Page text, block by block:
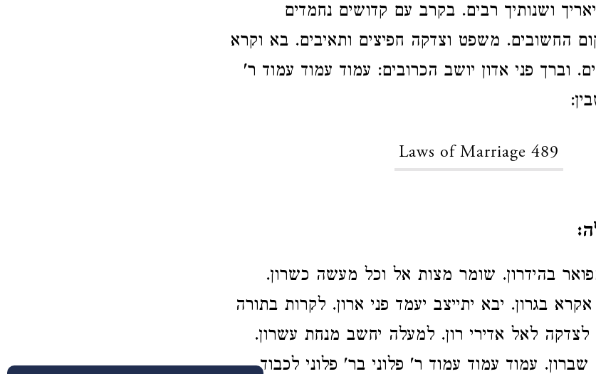
ושנותיך רבים. בקרב עם קדושים נחמדים
החשובים. משפט וצדקה חפיצים ותאיבים. בא וקרא
וברך פני אדון יושב הכרובים: עמוד עמוד עמוד ר'
Laws of Marriage 489
בהידרון. שומר מצות אל וכל מעשה כשרון.
בגרון. יבא יתייצב יעמד פני ארון. לקרות בתורה
לצדקה לאל אדירי רון. למעלה יחשב מנחת עשרון.
עמוד עמוד עמוד ר' פלוני בר' פלוני לכבוד